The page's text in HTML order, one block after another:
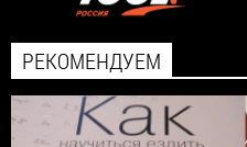
РЕКОМЕНДУЕМ